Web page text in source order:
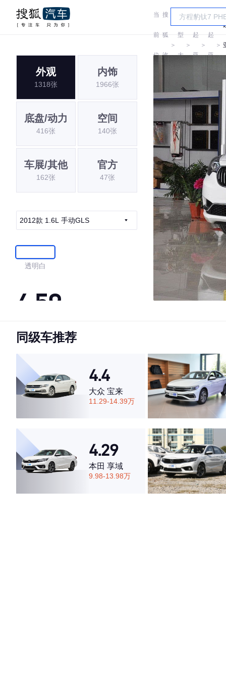
当
前
位
搜
狐
汽
＞
车
型
大
＞
起
亚
＞
起
亚
＞
外观
1318张
内饰
1966张
底盘/动力
416张
空间
140张
车展/其他
162张
官方
47张
2012款 1.6L 手动GLS
透明白
4.59
·外观表现较为优秀，优于59%同级车
·空间表现较为优秀，优于51%同级车
同级车推荐
4.4
大众 宝来
11.29-14.39万
4.29
本田 享域
9.98-13.98万